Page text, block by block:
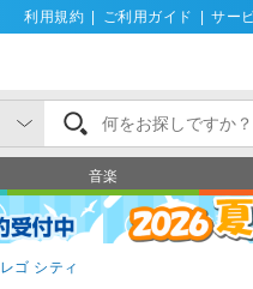
利用規約 ご利用ガイド サー
音楽
レゴ シティ